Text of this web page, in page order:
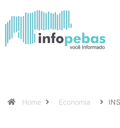
Home Economia